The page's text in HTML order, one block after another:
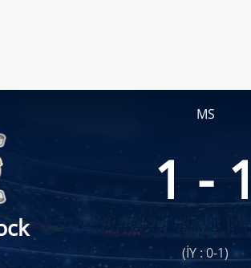
MS
1 - 1
(İY : 0-1)